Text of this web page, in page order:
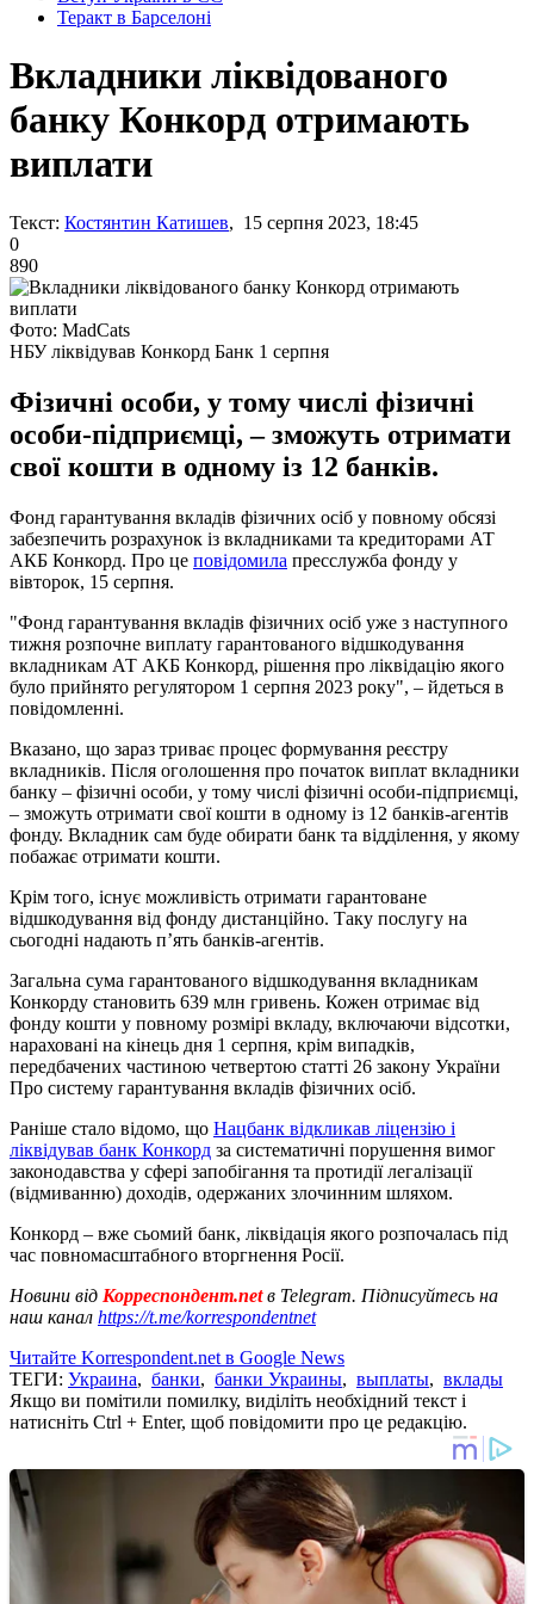
Теракт в Барселоні
Вкладники ліквідованого
банку Конкорд отримають
виплати
Текст: Костянтин Катишев, 15 серпня 2023, 18:45
0
890
Фото: MadCats
НБУ ліквідував Конкорд Банк 1 серпня
Фізичні особи, у тому числі фізичні
особи-підприємці, – зможуть отримати
свої кошти в одному із 12 банків.
Фонд гарантування вкладів фізичних осіб у повному обсязі
забезпечить розрахунок із вкладниками та кредиторами АТ
АКБ Конкорд. Про це повідомила пресслужба фонду у
вівторок, 15 серпня.
"Фонд гарантування вкладів фізичних осіб уже з наступного
тижня розпочне виплату гарантованого відшкодування
вкладникам АТ АКБ Конкорд, рішення про ліквідацію якого
було прийнято регулятором 1 серпня 2023 року", – йдеться в
повідомленні.
Вказано, що зараз триває процес формування реєстру
вкладників. Після оголошення про початок виплат вкладники
банку – фізичні особи, у тому числі фізичні особи-підприємці,
– зможуть отримати свої кошти в одному із 12 банків-агентів
фонду. Вкладник сам буде обирати банк та відділення, у якому
побажає отримати кошти.
Крім того, існує можливість отримати гарантоване
відшкодування від фонду дистанційно. Таку послугу на
сьогодні надають п’ять банків-агентів.
Загальна сума гарантованого відшкодування вкладникам
Конкорду становить 639 млн гривень. Кожен отримає від
фонду кошти у повному розмірі вкладу, включаючи відсотки,
нараховані на кінець дня 1 серпня, крім випадків,
передбачених частиною четвертою статті 26 закону України
Про систему гарантування вкладів фізичних осіб.
Раніше стало відомо, що Нацбанк відкликав ліцензію і
ліквідував банк Конкорд за систематичні порушення вимог
законодавства у сфері запобігання та протидії легалізації
(відмиванню) доходів, одержаних злочинним шляхом.
Конкорд – вже сьомий банк, ліквідація якого розпочалась під
час повномасштабного вторгнення Росії.
Новини від Корреспондент.netв Telegram. Підписуйтесь на
наш канал https://t.me/korrespondentnet
Читайте Korrespondent.net в Google News
ТЕГИ: Украина, банки, банки Украины, выплаты, вклады
Якщо ви помітили помилку, виділіть необхідний текст і
натисніть Ctrl + Enter, щоб повідомити про це редакцію.